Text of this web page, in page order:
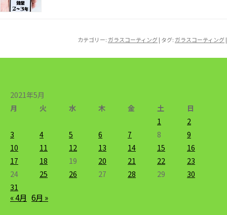
カテゴリー: ガラスコーティング| タグ: ガラスコーティング|
2021年5月
月
火 水 木 金 土
日
1
2
3
4 5 6 7 8
9
10
11 12 13 14 15
16
17
18 19 20 21 22
23
24
25 26 27 28 29
30
31
« 4月 6月 »